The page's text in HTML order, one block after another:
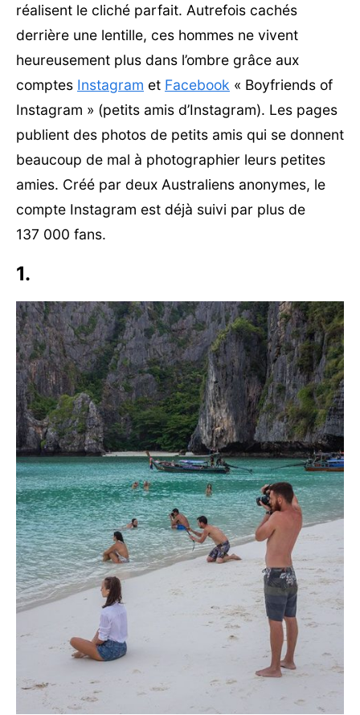
réalisent le cliché parfait. Autrefois cachés
derrière une lentille, ces hommes ne vivent
heureusement plus dans l’ombre grâce aux
comptes Instagram et Facebook « Boyfriends of
Instagram » (petits amis d’Instagram). Les pages
publient des photos de petits amis qui se donnent
beaucoup de mal à photographier leurs petites
amies. Créé par deux Australiens anonymes, le
compte Instagram est déjà suivi par plus de
137 000 fans.
1.